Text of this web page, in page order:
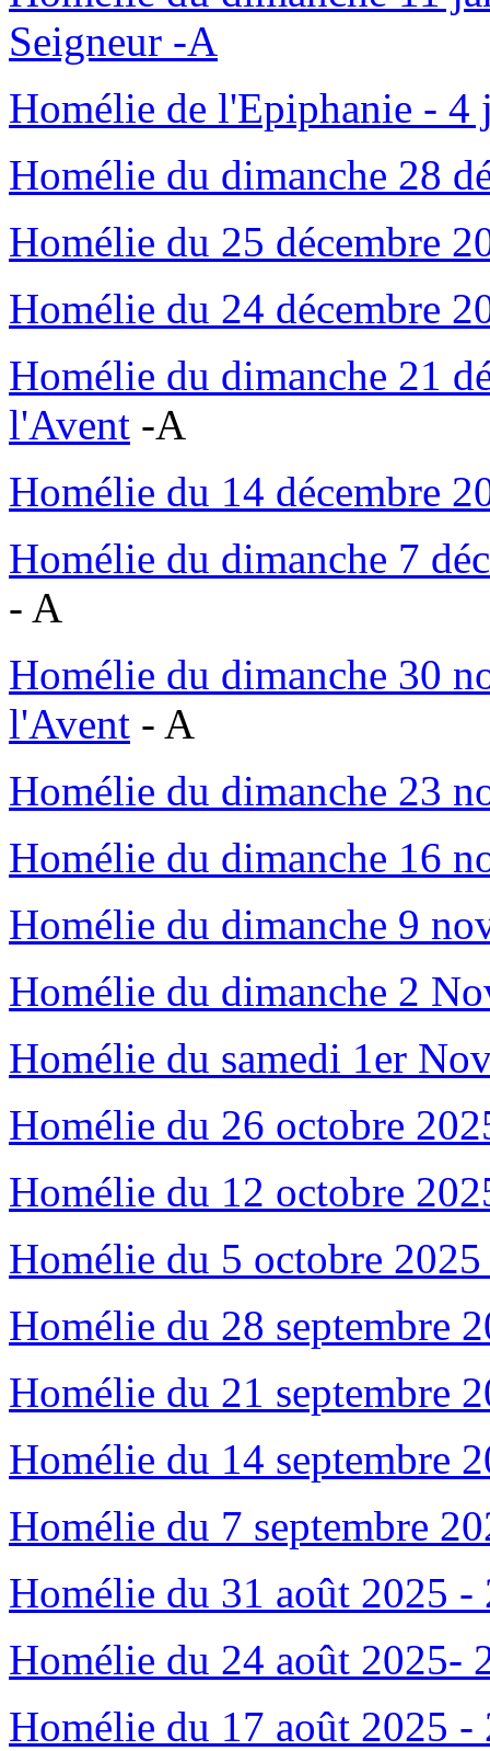
Seigneur -A
Homélie de l'Epiphanie -
Homélie du dimanche 28
Homélie du 25 décembre
Homélie du 24 décembre
Homélie du dimanche 21
l'Avent -A
Homélie du 14 décembre
Homélie du dimanche 7
- A
Homélie du dimanche 30
l'Avent - A
Homélie du dimanche 23
Homélie du dimanche 16
Homélie du dimanche 9
Homélie du dimanche 2
Homélie du samedi 1er
Homélie du 26 octobre
Homélie du 12 octobre
Homélie du 5 octobre
Homélie du 28 septembre
Homélie du 21 septembre
Homélie du 14 septembre
Homélie du 7 septembre
Homélie du 31 août 2025
Homélie du 24 août 2025-
Homélie du 17 août 2025